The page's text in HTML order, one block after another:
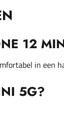
12
in een
5G?